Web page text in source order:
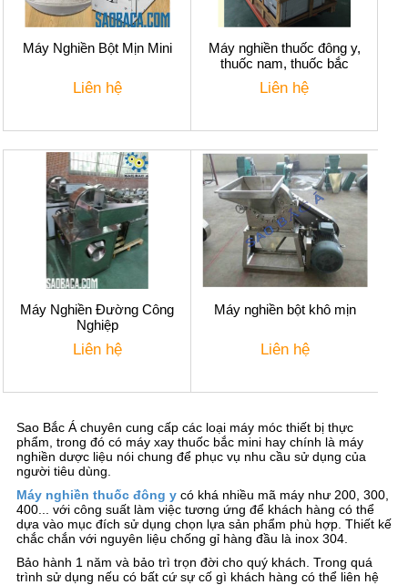
Máy Nghiền Bột Mịn Mini
Liên hệ
Máy nghiền thuốc đông y,
thuốc nam, thuốc bắc
Liên hệ
Máy Nghiền Đường Công
Nghiệp
Liên hệ
Máy nghiền bột khô mịn
Liên hệ
Sao Bắc Á chuyên cung cấp các loại máy móc thiết bị thực
phẩm, trong đó có máy xay thuốc bắc mini hay chính là máy
nghiền dược liệu nói chung để phục vụ nhu cầu sử dụng của
người tiêu dùng.
Máy nghiền thuốc đông y có khá nhiều mã máy như 200, 300,
400... với công suất làm việc tương ứng để khách hàng có thể
dựa vào mục đích sử dụng chọn lựa sản phẩm phù hợp. Thiết kế
chắc chắn với nguyên liệu chống gỉ hàng đầu là inox 304.
Bảo hành 1 năm và bảo trì trọn đời cho quý khách. Trong quá
trình sử dụng nếu có bất cứ sự cố gì khách hàng có thể liên hệ